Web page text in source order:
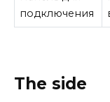
подключения
The side